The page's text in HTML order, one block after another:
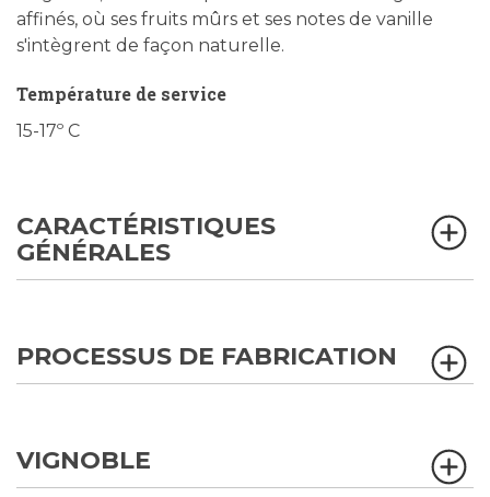
affinés, où ses fruits mûrs et ses notes de vanille
s'intègrent de façon naturelle.
Température de service
15-17º C
CARACTÉRISTIQUES
GÉNÉRALES
PROCESSUS DE FABRICATION
VIGNOBLE